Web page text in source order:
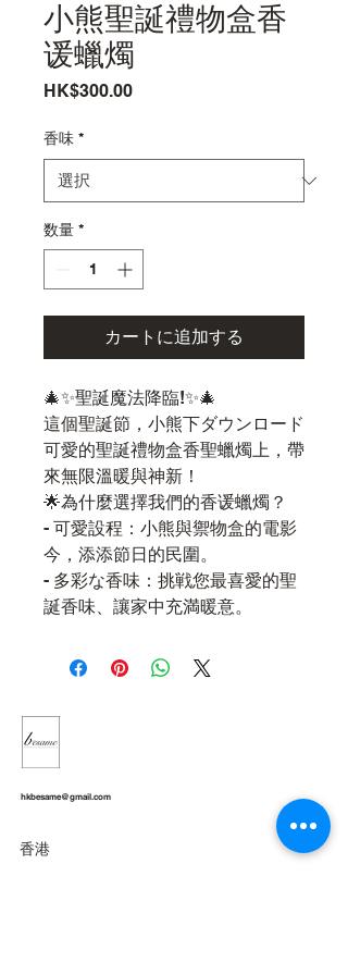
小熊聖誕禮物盒香
谖蠟燭
HK$300.00価
香味 *
数量 *
カートに追加する
🎄✨聖誕魔法降臨!✨🎄
這個聖誕節，小熊下ダウンロード
可愛的聖誕禮物盒香聖蠟燭上，帶
來無限溫暖與神新！
🌟為什麼選擇我們的香谖蠟燭？
- 可愛設程：小熊與禦物盒的電影
今，添添節日的民圍。
- 多彩な香味：挑戦您最喜愛的聖
誕香味、讓家中充満暖意。
hkbesame@gmail.com
香港